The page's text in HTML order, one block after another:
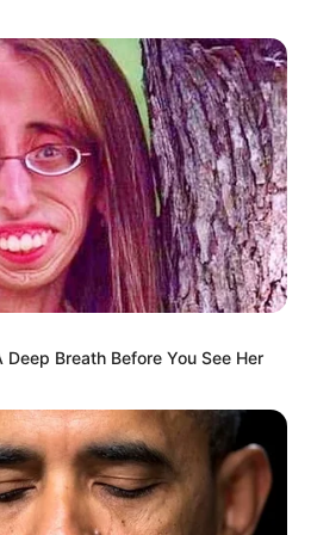
463
359
322
239
189
117
76
60
47
Deep Breath Before You See Her